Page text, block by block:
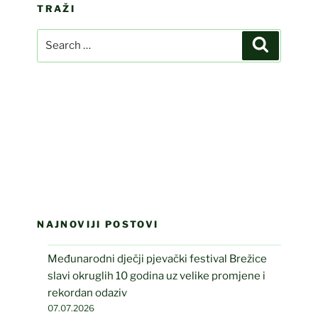
TRAŽI
NAJNOVIJI POSTOVI
Međunarodni dječji pjevački festival Brežice
slavi okruglih 10 godina uz velike promjene i
rekordan odaziv
07.07.2026